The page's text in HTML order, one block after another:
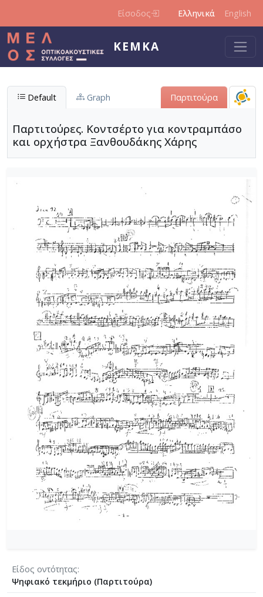
Είσοδος Ελληνικά English
ΚΕΜΚΑ
Default Graph Παρτιτούρα
Παρτιτούρες. Κοντσέρτο για κοντραμπάσο
και ορχήστρα Ξανθουδάκης Χάρης
Είδος οντότητας
Ψηφιακό τεκμήριο (Παρτιτούρα)